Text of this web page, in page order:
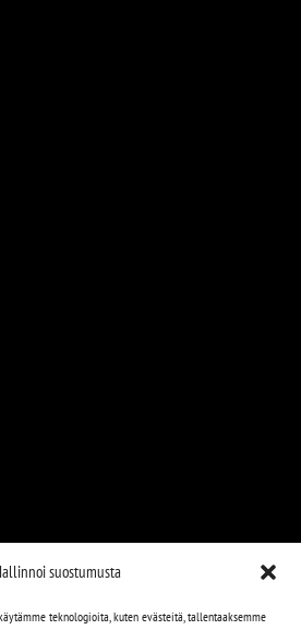
suostumusta
teknologioita, kuten evästeitä, tallentaaksemme